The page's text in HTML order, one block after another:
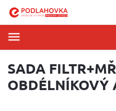
SADA
OBDÉLNÍKOVÝ